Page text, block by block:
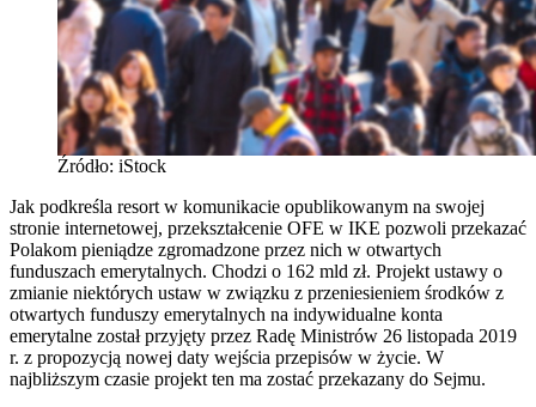
Źródło: iStock
Jak podkreśla resort w komunikacie opublikowanym na swojej
stronie internetowej, przekształcenie OFE w IKE pozwoli przekazać
Polakom pieniądze zgromadzone przez nich w otwartych
funduszach emerytalnych. Chodzi o 162 mld zł. Projekt ustawy o
zmianie niektórych ustaw w związku z przeniesieniem środków z
otwartych funduszy emerytalnych na indywidualne konta
emerytalne został przyjęty przez Radę Ministrów 26 listopada 2019
r. z propozycją nowej daty wejścia przepisów w życie. W
najbliższym czasie projekt ten ma zostać przekazany do Sejmu.